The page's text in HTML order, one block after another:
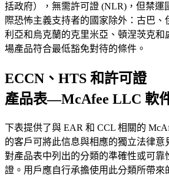
括政府），無需許可證 (NLR)，但禁運
際恐怖主義支持者的國家除外：古巴
利亞和烏克蘭的克里米亞、頓涅茨克和
場產品符合最低豁免對待的條件。
ECCN、HTS 和許可證
產品表—McAfee LLC 軟
下表提供了與 EAR 和 CCL 相關的
的客戶可將此信息與相應的獨立法律意
對產品表中列出的分類的準確性或可靠
證。用戶應自行承擔使用此分類所帶來